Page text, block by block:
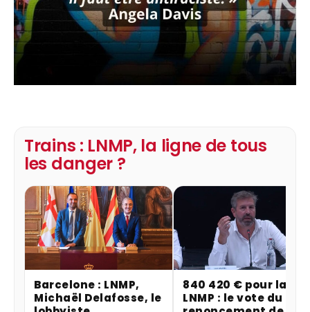
Trains : LNMP, la ligne de tous
les danger ?
Barcelone : LNMP,
Michaël Delafosse, le
840 420 € pour la
LNMP : le vote du